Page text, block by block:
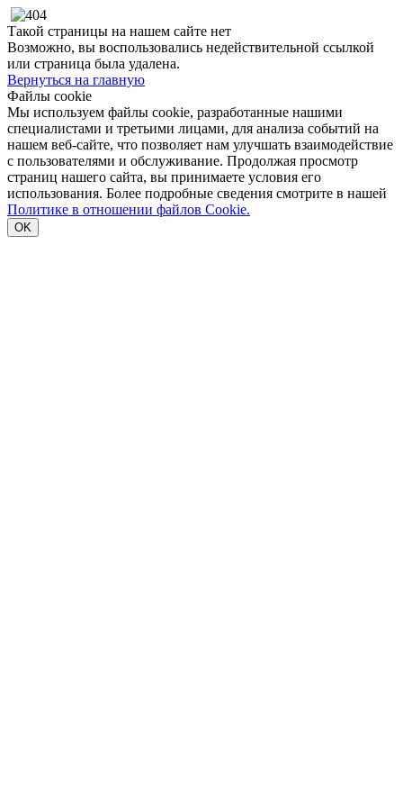
Такой страницы на нашем сайте нет
Возможно, вы воспользовались недействительной ссылкой
или страница была удалена.
Вернуться на главную
Файлы cookie
Мы используем файлы cookie, разработанные нашими
специалистами и третьими лицами, для анализа событий на
нашем веб-сайте, что позволяет нам улучшать взаимодействие
с пользователями и обслуживание. Продолжая просмотр
страниц нашего сайта, вы принимаете условия его
использования. Более подробные сведения смотрите в нашей
Политике в отношении файлов Cookie.
OK